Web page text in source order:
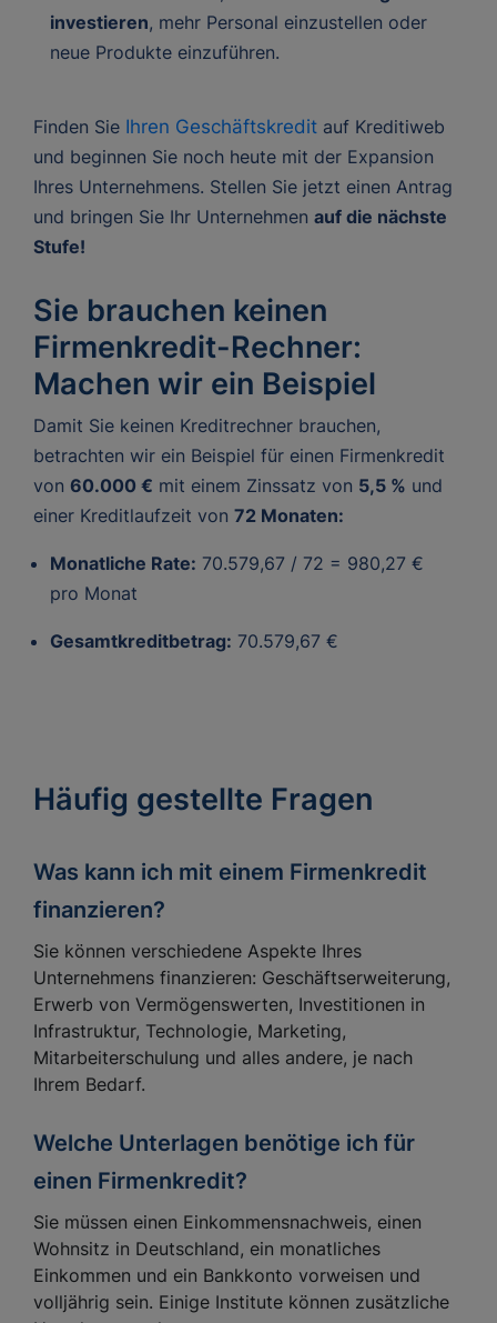
investieren, mehr Personal einzustellen oder
neue Produkte einzuführen.
Finden Sie Ihren Geschäftskredit auf Kreditiweb
und beginnen Sie noch heute mit der Expansion
Ihres Unternehmens. Stellen Sie jetzt einen Antrag
und bringen Sie Ihr Unternehmen auf die nächste
Stufe!
Sie brauchen keinen
Firmenkredit-Rechner:
Machen wir ein Beispiel
Damit Sie keinen Kreditrechner brauchen,
betrachten wir ein Beispiel für einen Firmenkredit
von 60.000 € mit einem Zinssatz von 5,5 % und
einer Kreditlaufzeit von 72 Monaten:
Monatliche Rate: 70.579,67 / 72 = 980,27 €
pro Monat
Gesamtkreditbetrag: 70.579,67 €
Häufig gestellte Fragen
Was kann ich mit einem Firmenkredit
finanzieren?
Sie können verschiedene Aspekte Ihres
Unternehmens finanzieren: Geschäftserweiterung,
Erwerb von Vermögenswerten, Investitionen in
Infrastruktur, Technologie, Marketing,
Mitarbeiterschulung und alles andere, je nach
Ihrem Bedarf.
Welche Unterlagen benötige ich für
einen Firmenkredit?
Sie müssen einen Einkommensnachweis, einen
Wohnsitz in Deutschland, ein monatliches
Einkommen und ein Bankkonto vorweisen und
volljährig sein. Einige Institute können zusätzliche